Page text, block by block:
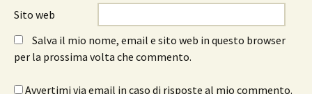
Sito web
Salva il mio nome, email e sito web in questo browser
per la prossima volta che commento.
Avvertimi via email in caso di risposte al mio commento.